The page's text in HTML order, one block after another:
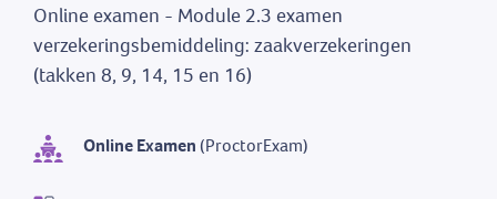
Online Examen(ProctorExam)
Online examen - Module 2.3 examen
verzekeringsbemiddeling: zaakverzekeringen
(takken 8, 9, 14, 15 en 16)